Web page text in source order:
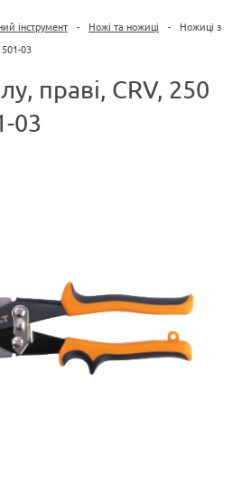
інструмент - Ножі та ножиці -
Ножиці з
03
праві, СRV, 250
03